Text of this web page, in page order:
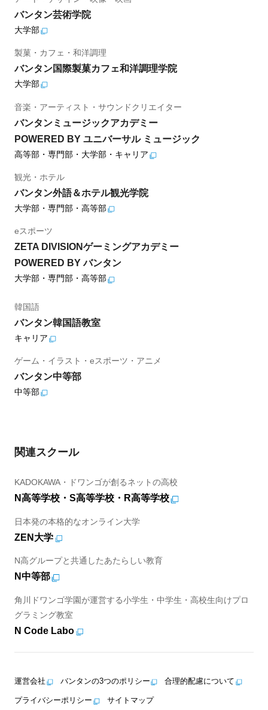
バンタン芸術学院
大学部
製菓・カフェ・和洋調理
バンタン国際製菓カフェ和洋調理学院
大学部
音楽・アーティスト・サウンドクリエイター
バンタンミュージックアカデミー
POWERED BY ユニバーサル ミュージック
高等部・専門部・大学部・キャリア
観光・ホテル
バンタン外語＆ホテル観光学院
大学部・専門部・高等部
eスポーツ
ZETA DIVISIONゲーミングアカデミー
POWERED BY バンタン
大学部・専門部・高等部
韓国語
バンタン韓国語教室
キャリア
ゲーム・イラスト・eスポーツ・アニメ
バンタン中等部
中等部
関連スクール
KADOKAWA・ドワンゴが創るネットの高校
N高等学校・S高等学校・R高等学校
日本発の本格的なオンライン大学
ZEN大学
N高グループと共通したあたらしい教育
N中等部
角川ドワンゴ学園が運営する小学生・中学生・高校生向けプロ
グラミング教室
N Code Labo
運営会社 バンタンの3つのポリシー 合理的配慮について
プライバシーポリシー サイトマップ